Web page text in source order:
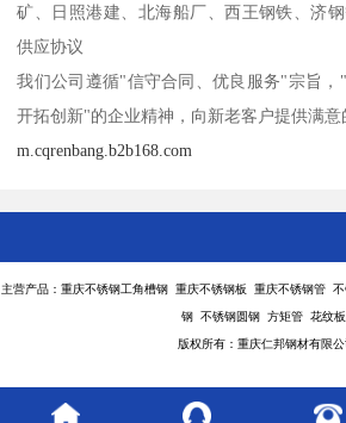
矿、日照港建、北海船厂、西王钢铁、济
供应协议
我们公司遵循"信守合同、优良服务"宗旨，"
开拓创新"的企业精神，向新老客户提供满意
m.cqrenbang.b2b168.com
主营产品：重庆不锈钢工角槽钢 重庆不锈钢板 重庆不锈钢管
钢 不锈钢圆钢 方矩管 花纹板
版权所有：重庆仁邦钢材有限公